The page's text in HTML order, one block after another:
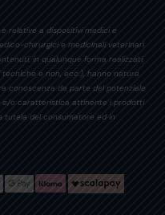
relative a dispositivi medici e
chirurgici e medicinali veterinari
in qualunque forma realizzati,
e non, ecc.), hanno natura
conoscenza da parte del potenziale
e/o caratteristica attinente i prodotti
tutela del consumatore ed in